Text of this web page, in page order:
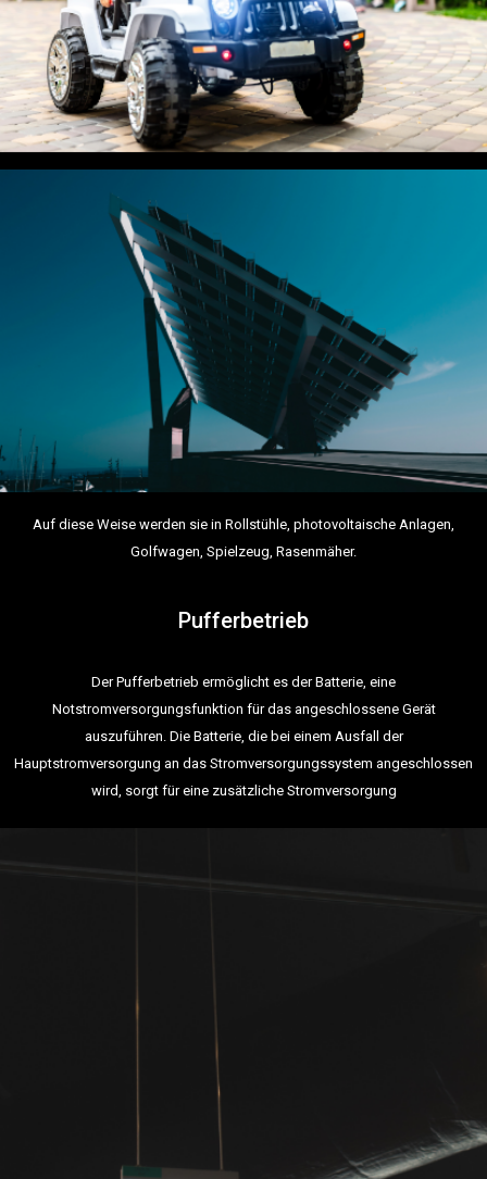
Auf diese Weise werden sie in Rollstühle, photovoltaische Anlagen,
Golfwagen, Spielzeug, Rasenmäher.
Pufferbetrieb
Der Pufferbetrieb ermöglicht es der Batterie, eine
Notstromversorgungsfunktion für das angeschlossene Gerät
auszuführen. Die Batterie, die bei einem Ausfall der
Hauptstromversorgung an das Stromversorgungssystem angeschlossen
wird, sorgt für eine zusätzliche Stromversorgung